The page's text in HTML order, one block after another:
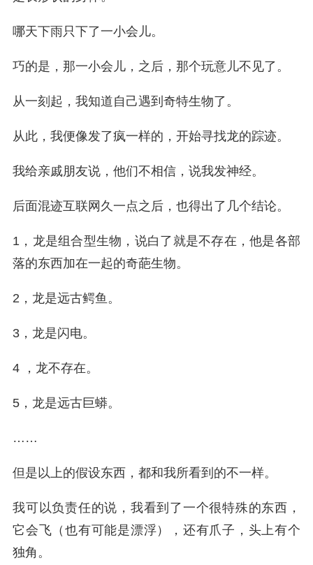
哪天下雨只下了一小会儿。
巧的是，那一小会儿，之后，那个玩意儿不见了。
从一刻起，我知道自己遇到奇特生物了。
从此，我便像发了疯一样的，开始寻找龙的踪迹。
我给亲戚朋友说，他们不相信，说我发神经。
后面混迹互联网久一点之后，也得出了几个结论。
1，龙是组合型生物，说白了就是不存在，他是各部
落的东西加在一起的奇葩生物。
2，龙是远古鳄鱼。
3，龙是闪电。
4 ，龙不存在。
5，龙是远古巨蟒。
……
但是以上的假设东西，都和我所看到的不一样。
我可以负责任的说，我看到了一个很特殊的东西，
它会飞（也有可能是漂浮），还有爪子，头上有个
独角。